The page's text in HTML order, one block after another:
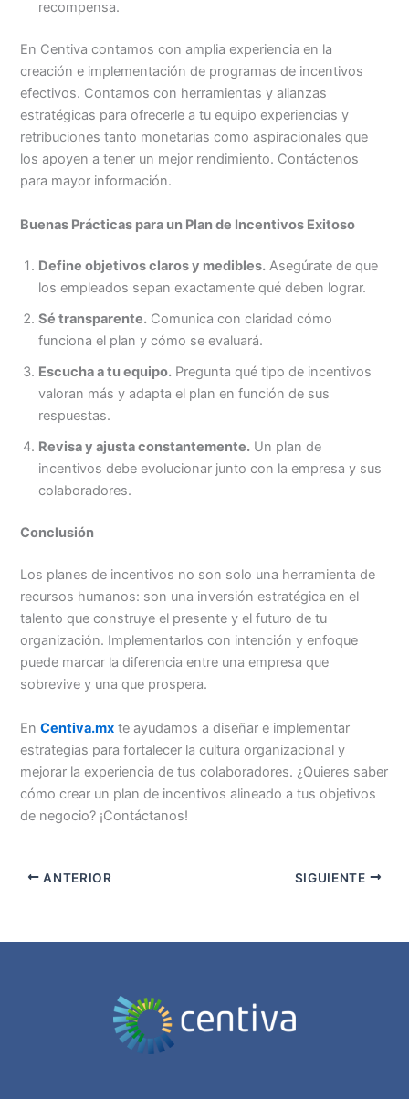
recompensa.
En Centiva contamos con amplia experiencia en la
creación e implementación de programas de incentivos
efectivos. Contamos con herramientas y alianzas
estratégicas para ofrecerle a tu equipo experiencias y
retribuciones tanto monetarias como aspiracionales que
los apoyen a tener un mejor rendimiento. Contáctenos
para mayor información.
Buenas Prácticas para un Plan de Incentivos Exitoso
Define objetivos claros y medibles. Asegúrate de que
los empleados sepan exactamente qué deben lograr.
Sé transparente. Comunica con claridad cómo
funciona el plan y cómo se evaluará.
Escucha a tu equipo. Pregunta qué tipo de incentivos
valoran más y adapta el plan en función de sus
respuestas.
Revisa y ajusta constantemente. Un plan de
incentivos debe evolucionar junto con la empresa y sus
colaboradores.
Conclusión
Los planes de incentivos no son solo una herramienta de
recursos humanos: son una inversión estratégica en el
talento que construye el presente y el futuro de tu
organización. Implementarlos con intención y enfoque
puede marcar la diferencia entre una empresa que
sobrevive y una que prospera.
En Centiva.mx te ayudamos a diseñar e implementar
estrategias para fortalecer la cultura organizacional y
mejorar la experiencia de tus colaboradores. ¿Quieres saber
cómo crear un plan de incentivos alineado a tus objetivos
de negocio? ¡Contáctanos!
ANTERIOR SIGUIENTE